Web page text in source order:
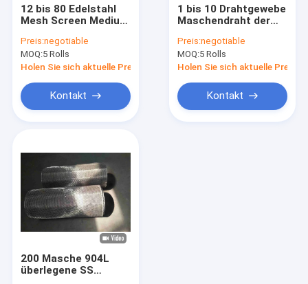
Edelstahlsicherheitskontrollemasche
Edelstahl-Drahtring
Metalldrahtgewebe-Maschendraht
Draht Mesh Filters
Draht-Förderband
Dekorative Metallmasche
Gesinterter Maschendraht
12 bis 80 Edelstahl
Mesh Screen Medium
304
Preis:negotiable
MOQ:5 Rolls
Holen Sie sich aktuelle Preis
Kontakt
1 bis 10 Drahtgewebe
Maschendraht der
grobe 1.6mm bis
2.1mm Öffnungs-
Loch
Preis:negotiable
MOQ:5 Rolls
Holen Sie sich aktuelle Preis
Kontakt
200 Masche 904L
überlegene SS